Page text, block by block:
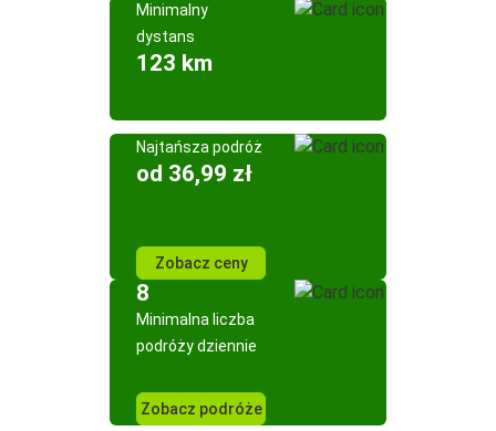
Minimalny
dystans
123 km
Najtańsza podróż
od 36,99 zł
Zobacz ceny
8
Minimalna liczba
podróży dziennie
Zobacz podróże